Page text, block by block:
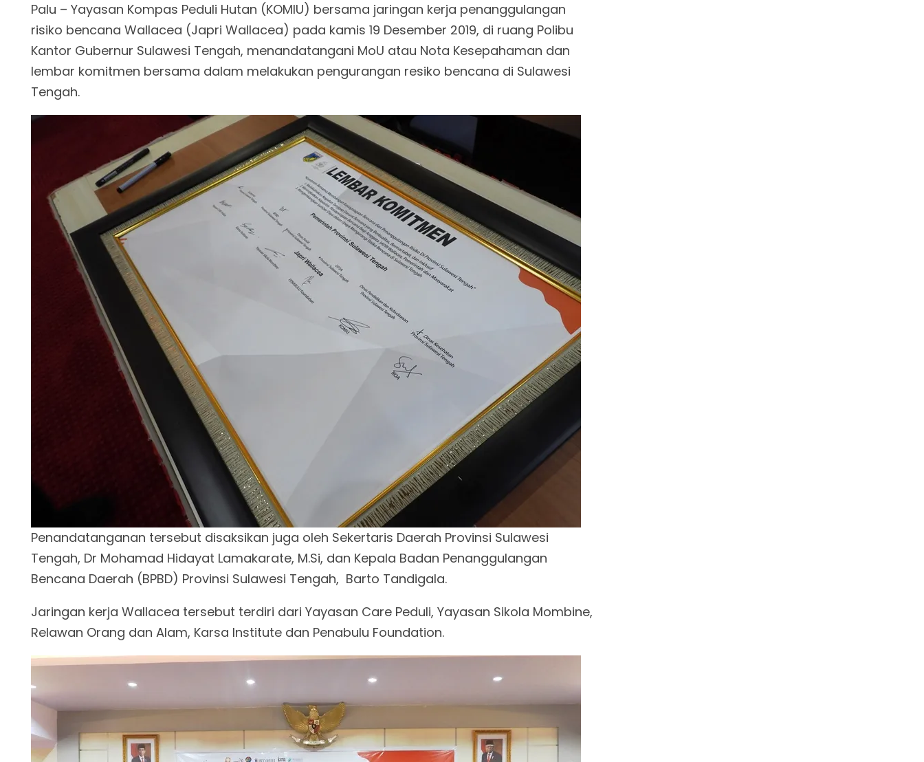
Palu – Yayasan Kompas Peduli Hutan (KOMIU) bersama jaringan kerja penanggulangan
risiko bencana Wallacea (Japri Wallacea) pada kamis 19 Desember 2019, di ruang Polibu
Kantor Gubernur Sulawesi Tengah, menandatangani MoU atau Nota Kesepahaman dan
lembar komitmen bersama dalam melakukan pengurangan resiko bencana di Sulawesi
Tengah.
Penandatanganan tersebut disaksikan juga oleh Sekertaris Daerah Provinsi Sulawesi
Tengah, Dr Mohamad Hidayat Lamakarate, M.Si, dan Kepala Badan Penanggulangan
Bencana Daerah (BPBD) Provinsi Sulawesi Tengah, Barto Tandigala.
Jaringan kerja Wallacea tersebut terdiri dari Yayasan Care Peduli, Yayasan Sikola Mombine,
Relawan Orang dan Alam, Karsa Institute dan Penabulu Foundation.